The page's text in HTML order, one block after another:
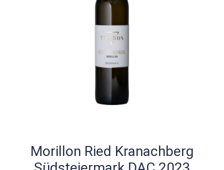
Morillon Ried Kranachberg